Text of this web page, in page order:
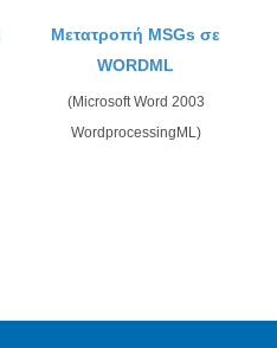
Μετατροπή MSGs σε
WORDML
(Microsoft Word 2003
WordprocessingML)